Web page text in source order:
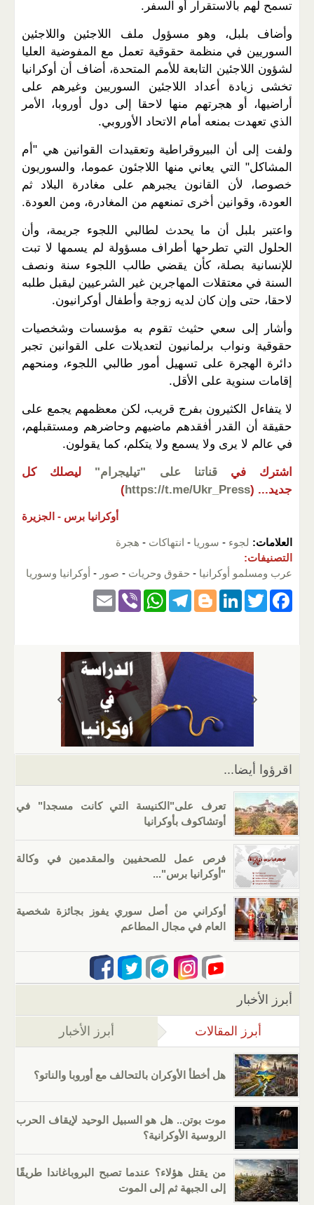
تسمح لهم بالاستقرار أو السفر.
وأضاف بلبل، وهو مسؤول ملف اللاجئين واللاجئين
السوريين في منظمة حقوقية تعمل مع المفوضية العليا
لشؤون اللاجئين التابعة للأمم المتحدة، أضاف أن أوكرانيا
تخشى زيادة أعداد اللاجئين السوريين وغيرهم على
أراضيها، أو هجرتهم منها لاحقا إلى دول أوروبا، الأمر
الذي تعهدت بمنعه أمام الاتحاد الأوروبي.
ولفت إلى أن البيروقراطية وتعقيدات القوانين هي "أم
المشاكل" التي يعاني منها اللاجئون عموما، والسوريون
خصوصا، لأن القانون يجبرهم على مغادرة البلاد ثم
العودة، وقوانين أخرى تمنعهم من المغادرة، ومن العودة.
واعتبر بلبل أن ما يحدث لطالبي اللجوء جريمة، وأن
الحلول التي تطرحها أطراف مسؤولة لم يسمها لا تبت
للإنسانية بصلة، كأن يقضي طالب اللجوء سنة ونصف
السنة في معتقلات المهاجرين غير الشرعيين ليقبل طلبه
لاحقا، حتى وإن كان لديه زوجة وأطفال أوكرانيون.
وأشار إلى سعي حثيث تقوم به مؤسسات وشخصيات
حقوقية ونواب برلمانيون لتعديلات على القوانين تجبر
دائرة الهجرة على تسهيل أمور طالبي اللجوء، ومنحهم
إقامات سنوية على الأقل.
لا يتفاءل الكثيرون بفرج قريب، لكن معظمهم يجمع على
حقيقة أن القدر أفقدهم ماضيهم وحاضرهم ومستقبلهم،
في عالم لا يرى ولا يسمع ولا يتكلم، كما يقولون.
اشترك في قناتنا على "تيليجرام"
ليصلك كل
جديد... (
https://t.me/Ukr_Press
)
أوكرانيا برس - الجزيرة
العلامات: لجوء - سوريا - انتهاكات - هجرة
التصنيفات:
عرب ومسلمو أوكرانيا - حقوق وحريات - صور - أوكرانيا وسوريا
F
k
T
er
Li
e
n
Bl
T
gr
a
m
W
s
A
p
p
Vi
اقرؤوا أيضا...
تعرف على"الكنيسة التي كانت مسجدا" في
أوتشاكوف بأوكرانيا
فرص عمل للصحفيين والمقدمين في وكالة
"أوكرانيا برس"...
أوكراني من أصل سوري يفوز بجائزة شخصية
العام في مجال المطاعم
أبرز الأخبار
أبرز المقالات (علامة التبويب النشطة)
أبرز الأخبار
هل أخطأ الأوكران بالتحالف مع أوروبا والناتو؟
موت بوتن.. هل هو السبيل الوحيد لإيقاف الحرب
الروسية الأوكرانية؟
من يقتل هؤلاء؟ عندما تصبح البروباغاندا طريقًا
إلى الجبهة ثم إلى الموت